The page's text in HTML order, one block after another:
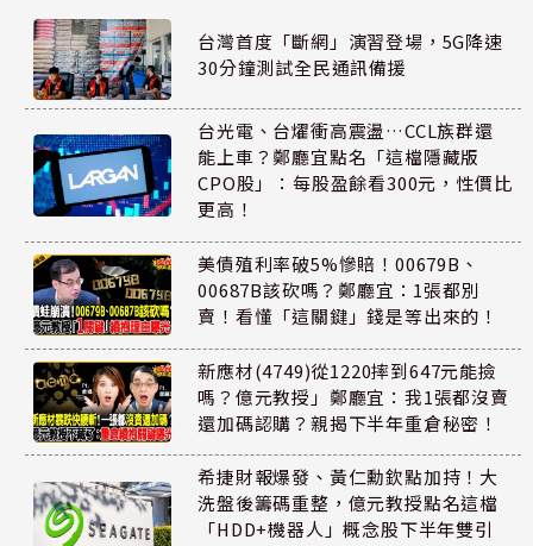
台灣首度「斷網」演習登場，5G降速
30分鐘測試全民通訊備援
台光電、台燿衝高震盪…CCL族群還
能上車？鄭廳宜點名「這檔隱藏版
CPO股」：每股盈餘看300元，性價比
更高！
美債殖利率破5%慘賠！00679B、
00687B該砍嗎？鄭廳宜：1張都別
賣！看懂「這關鍵」錢是等出來的！
新應材(4749)從1220摔到647元能撿
嗎？億元教授」鄭廳宜：我1張都沒賣
還加碼認購？親揭下半年重倉秘密！
希捷財報爆發、黃仁勳欽點加持！大
洗盤後籌碼重整，億元教授點名這檔
「HDD+機器人」概念股下半年雙引